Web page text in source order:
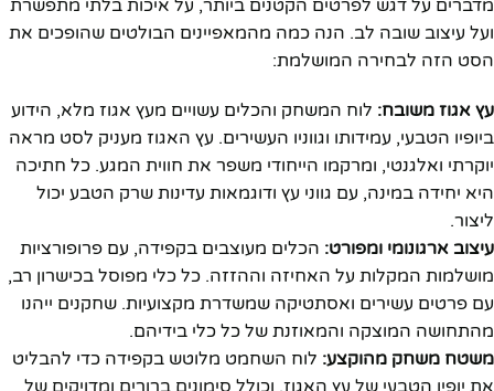
מדברים על דגש לפרטים הקטנים ביותר, על איכות בלתי מתפשרת
ועל עיצוב שובה לב. הנה כמה מהמאפיינים הבולטים שהופכים את
הסט הזה לבחירה המושלמת:
עץ אגוז משובח: לוח המשחק והכלים עשויים מעץ אגוז מלא, הידוע
ביופיו הטבעי, עמידותו וגווניו העשירים. עץ האגוז מעניק לסט מראה
יוקרתי ואלגנטי, ומרקמו הייחודי משפר את חווית המגע. כל חתיכה
היא יחידה במינה, עם גווני עץ ודוגמאות עדינות שרק הטבע יכול
ליצור.
עיצוב ארגונומי ומפורט: הכלים מעוצבים בקפידה, עם פרופורציות
מושלמות המקלות על האחיזה וההזזה. כל כלי מפוסל בכישרון רב,
עם פרטים עשירים ואסתטיקה שמשדרת מקצועיות. שחקנים ייהנו
מהתחושה המוצקה והמאוזנת של כל כלי בידיהם.
משטח משחק מהוקצע: לוח השחמט מלוטש בקפידה כדי להבליט
את יופיו הטבעי של עץ האגוז, וכולל סימונים ברורים ומדויקים של